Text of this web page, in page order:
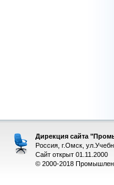
Дирекция сайта
Россия, г.Омск,
Сайт открыт 01.11.2000
© 2000-2018